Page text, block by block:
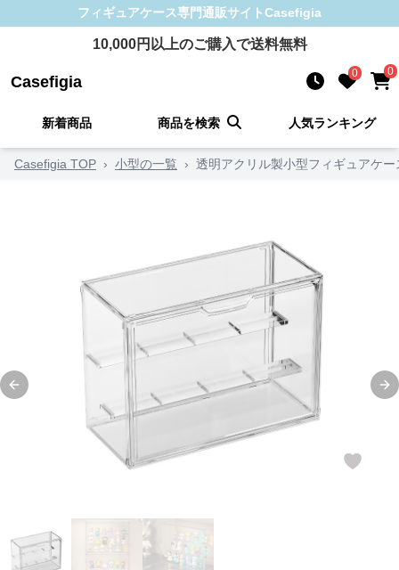
フィギュアケース専門通販サイトCasefigia
10,000円以上のご購入で送料無料
Casefigia 0 0
新着商品 商品を検索 人気ランキング
Casefigia TOP › 小型の一覧 › 透明アクリル製小型フィギュアケ
Previous slide